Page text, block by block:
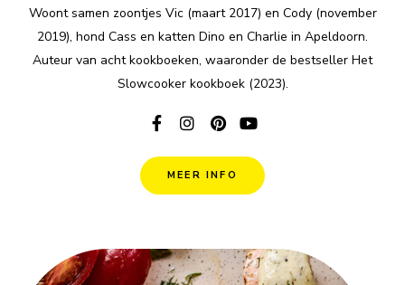
Woont samen zoontjes Vic (maart 2017) en Cody (november
2019), hond Cass en katten Dino en Charlie in Apeldoorn.
Auteur van acht kookboeken, waaronder de bestseller Het
Slowcooker kookboek (2023).
MEER INFO